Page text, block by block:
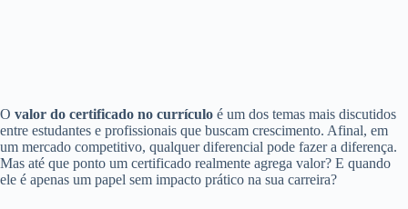
O valor do certificado no currículo é um dos temas mais discutidos
entre estudantes e profissionais que buscam crescimento. Afinal, em
um mercado competitivo, qualquer diferencial pode fazer a diferença.
Mas até que ponto um certificado realmente agrega valor? E quando
ele é apenas um papel sem impacto prático na sua carreira?